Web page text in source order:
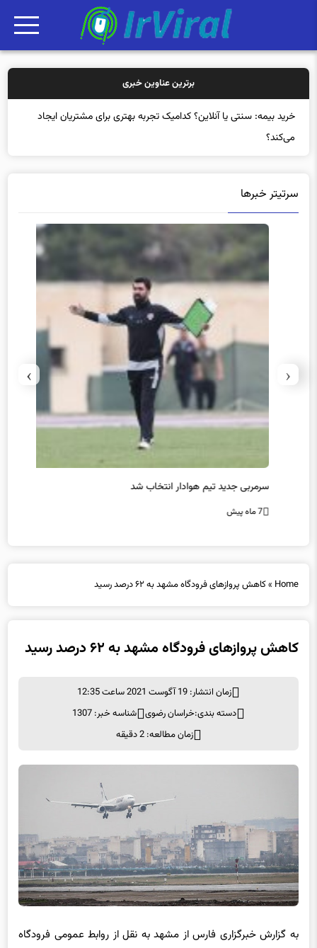
برترین عناوین خبری
خرید بیمه: سنتی یا آنلاین؟ کدامیک تجربه بهتری برای مشتریان ایجاد
می‌کند؟
سرتیتر خبرها
سرمربی جدید تیم هوادار انتخاب شد
‹
›
Home
»کاهش پروازهای فرودگاه مشهد به ۶۲ درصد رسید‌
کاهش پروازهای فرودگاه مشهد به ۶۲ درصد رسید‌
زمان انتشار: 19 آگوست 2021 ساعت 12:35
دسته بندی:خراسان رضوی شناسه خبر: 1307
زمان مطالعه: 2 دقیقه
به گزارش خبرگزاری فارس از مشهد به نقل از روابط عمومی فرودگاه